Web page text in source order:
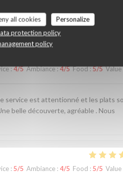
all cookies
Personalize
protection policy
policy
:4/5 Ambiance:4/5 Food:5/5 Value
service est attentionné et les plats
belle découverte, agréable . Nous
: 5/5 Ambiance : 4/5 Food : 5/5 Value